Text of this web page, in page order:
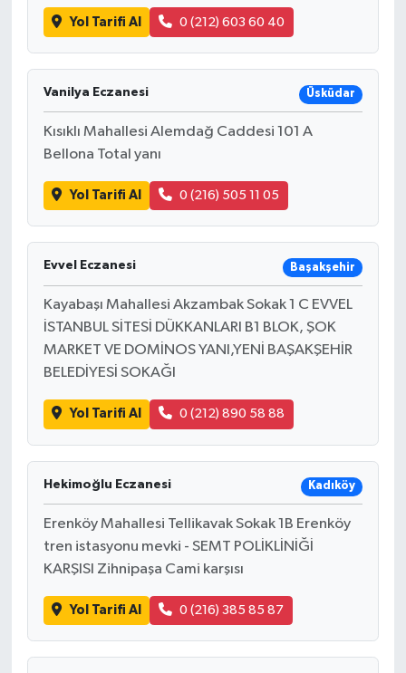
Yol Tarifi Al 0 (212) 603 60 40
Vanilya Eczanesi Üsküdar
Kısıklı Mahallesi Alemdağ Caddesi 101 A
Bellona Total yanı
Yol Tarifi Al 0 (216) 505 11 05
Evvel Eczanesi Başakşehir
Kayabaşı Mahallesi Akzambak Sokak 1 C EVVEL
İSTANBUL SİTESİ DÜKKANLARI B1 BLOK, ŞOK
MARKET VE DOMİNOS YANI,YENİ BAŞAKŞEHİR
BELEDİYESİ SOKAĞI
Yol Tarifi Al 0 (212) 890 58 88
Hekimoğlu Eczanesi Kadıköy
Erenköy Mahallesi Tellikavak Sokak 1B Erenköy
tren istasyonu mevki - SEMT POLİKLİNİĞİ
KARŞISI Zihnipaşa Cami karşısı
Yol Tarifi Al 0 (216) 385 85 87